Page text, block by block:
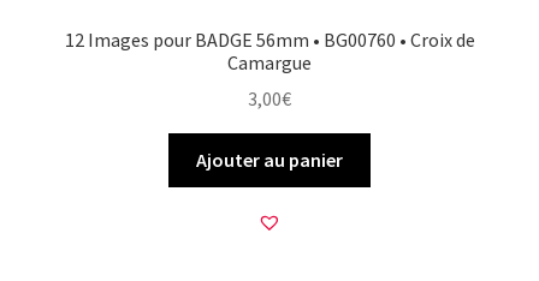
12 Images pour BADGE 56mm • BG00760 • Croix de
Camargue
3,00€
Ajouter au panier